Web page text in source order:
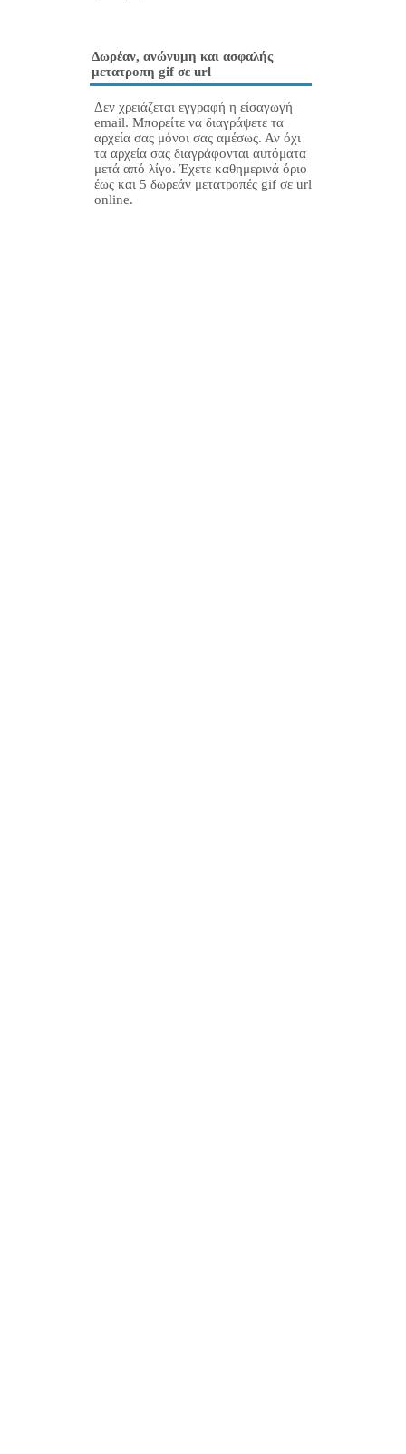
Δωρέαν, ανώνυμη και ασφαλής
μετατροπη gif σε url
Δεν χρειάζεται εγγραφή η είσαγωγή
email. Μπορείτε να διαγράψετε τα
αρχεία σας μόνοι σας αμέσως. Αν όχι
τα αρχεία σας διαγράφονται αυτόματα
μετά από λίγο. Έχετε καθημερινά όριο
έως και 5 δωρεάν μετατροπές gif σε url
online.